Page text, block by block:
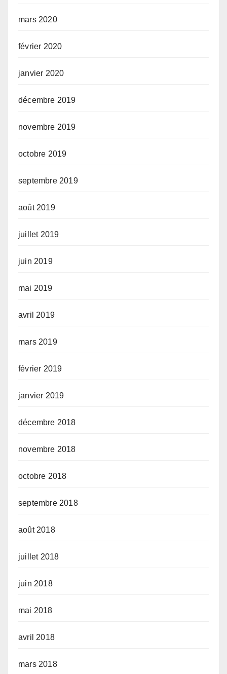
mars 2020
février 2020
janvier 2020
décembre 2019
novembre 2019
octobre 2019
septembre 2019
août 2019
juillet 2019
juin 2019
mai 2019
avril 2019
mars 2019
février 2019
janvier 2019
décembre 2018
novembre 2018
octobre 2018
septembre 2018
août 2018
juillet 2018
juin 2018
mai 2018
avril 2018
mars 2018